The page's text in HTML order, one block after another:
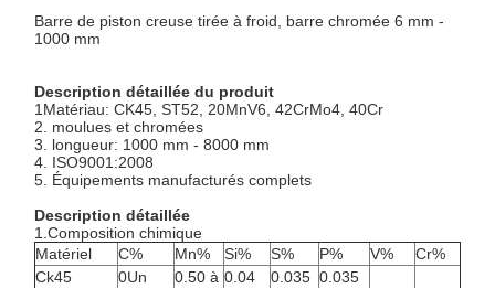
Barre de piston creuse tirée à froid, barre chromée 6 mm -
1000 mm
Description détaillée du produit
1Matériau: CK45, ST52, 20MnV6, 42CrMo4, 40Cr
2. moulues et chromées
3. longueur: 1000 mm - 8000 mm
4. ISO9001:2008
5. Équipements manufacturés complets
Description détaillée
1.Composition chimique
Matériel
C% Mn% Si% S% P% V%
Cr%
Ck45
0Un 0.50 à 0.04 0.035 0.035